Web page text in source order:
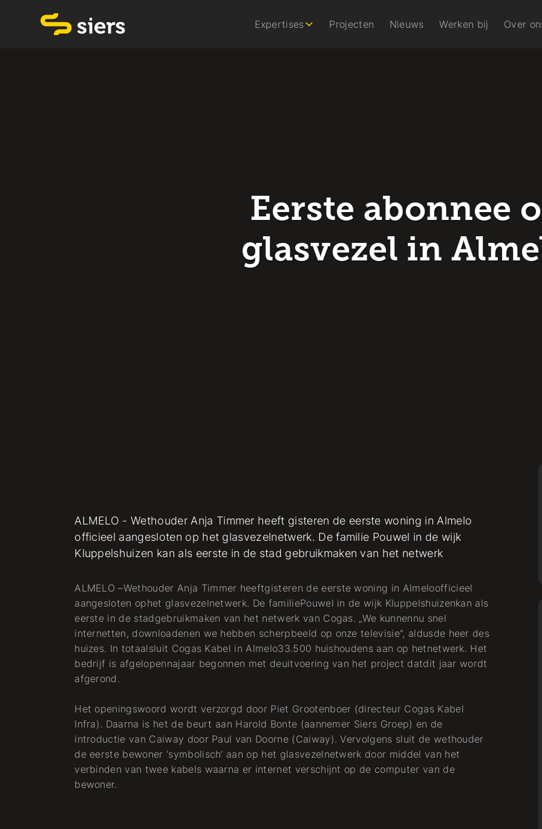
Expertises Projecten Nieuws Werken bij Over
Eerste abonnee
glasvezel in
ALMELO - Wethouder Anja Timmer heeft gisteren de eerste woning in Almelo
officieel aangesloten op het glasvezelnetwerk. De familie Pouwel in de wijk
Kluppelshuizen kan als eerste in de stad gebruikmaken van het netwerk
ALMELO –Wethouder Anja Timmer heeftgisteren de eerste woning in Almeloofficieel
aangesloten ophet glasvezelnetwerk. De familiePouwel in de wijk Kluppelshuizenkan als
eerste in de stadgebruikmaken van het netwerk van Cogas. „We kunnennu snel
internetten, downloadenen we hebben scherpbeeld op onze televisie”, aldusde heer des
huizes. In totaalsluit Cogas Kabel in Almelo33.500 huishoudens aan op hetnetwerk. Het
bedrijf is afgelopennajaar begonnen met deuitvoering van het project datdit jaar wordt
afgerond.
Het openingswoord wordt verzorgd door Piet Grootenboer (directeur Cogas Kabel
Infra). Daarna is het de beurt aan Harold Bonte (aannemer Siers Groep) en de
introductie van Caiway door Paul van Doorne (Caiway). Vervolgens sluit de wethouder
de eerste bewoner ‘symbolisch’ aan op het glasvezelnetwerk door middel van het
verbinden van twee kabels waarna er internet verschijnt op de computer van de
bewoner.